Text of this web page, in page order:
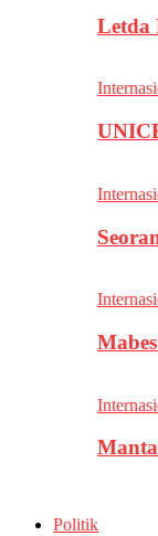
Letda
Politik